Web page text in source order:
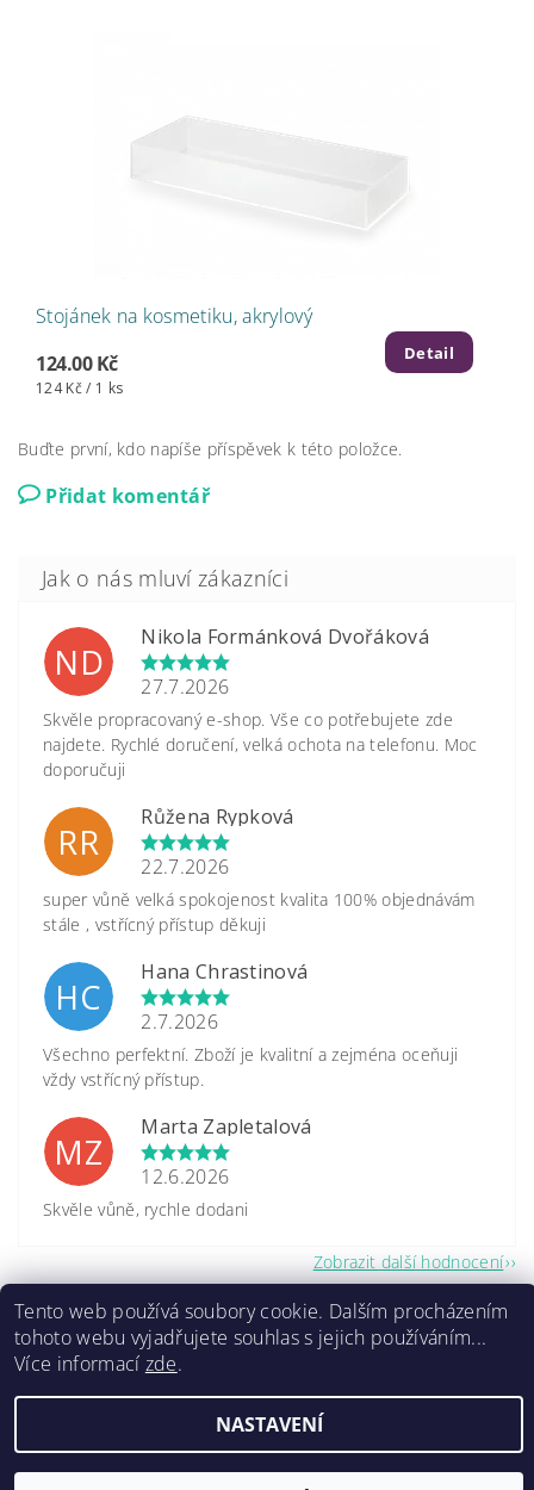
Stojánek na kosmetiku, akrylový
124.00 Kč
124 Kč / 1 ks
Detail
Buďte první, kdo napíše příspěvek k této položce.
Přidat komentář
ND
Nikola Formánková Dvořáková
27.7.2026
Skvěle propracovaný e-shop. Vše co potřebujete zde
najdete. Rychlé doručení, velká ochota na telefonu. Moc
doporučuji
RR
Růžena Rypková
22.7.2026
super vůně velká spokojenost kvalita 100% objednávám
stále , vstřícný přístup děkuji
HC
Hana Chrastinová
2.7.2026
Všechno perfektní. Zboží je kvalitní a zejména oceňuji
vždy vstřícný přístup.
MZ
Marta Zapletalová
12.6.2026
Skvěle vůně, rychle dodani
Zobrazit další hodnocení
2026 ©www.caretrade.cz, všechna práva vyhrazena
prostřednictvím
Tento web používá soubory cookie. Dalším procházením
tohoto webu vyjadřujete souhlas s jejich používáním...
Více informací zde.
NASTAVENÍ